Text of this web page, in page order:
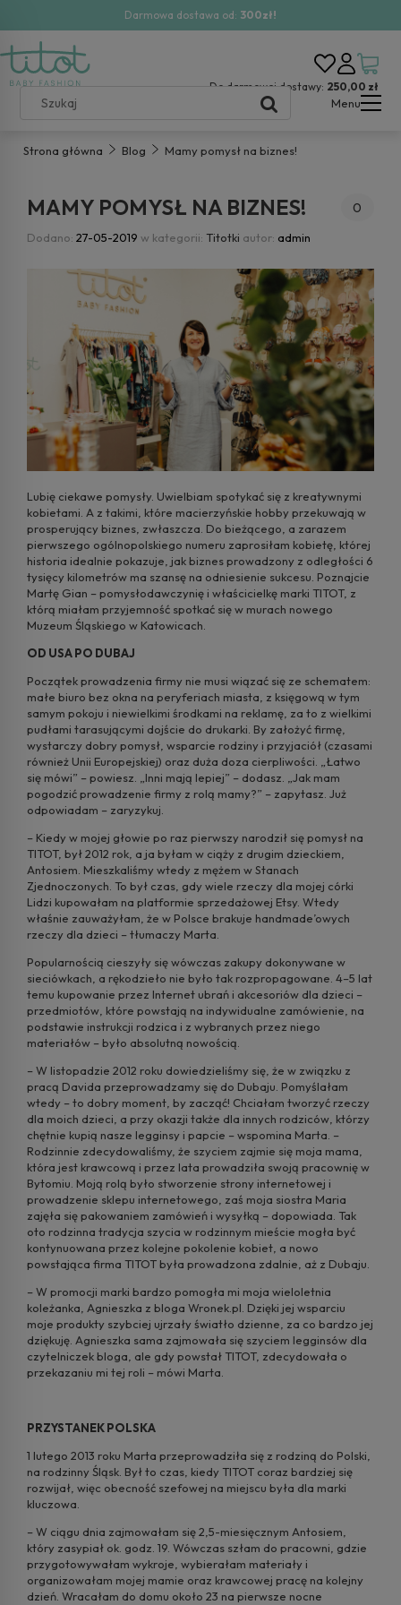
Darmowa dostawa od: 300zł!
Do darmowej dostawy: 250,00 zł
Menu
Strona główna Blog Mamy pomysł na biznes!
MAMY POMYSŁ NA BIZNES! 0
Dodano: 27-05-2019 w kategorii: Titotki autor: admin
Lubię ciekawe pomysły. Uwielbiam spotykać się z kreatywnymi
kobietami. A z takimi, które macierzyńskie hobby przekuwają w
prosperujący biznes, zwłaszcza. Do bieżącego, a zarazem
pierwszego ogólnopolskiego numeru zaprosiłam kobietę, której
historia idealnie pokazuje, jak biznes prowadzony z odległości 6
tysięcy kilometrów ma szansę na odniesienie sukcesu. Poznajcie
Martę Gian – pomysłodawczynię i właścicielkę marki TITOT, z
którą miałam przyjemność spotkać się w murach nowego
Muzeum Śląskiego w Katowicach.
OD USA PO DUBAJ
Początek prowadzenia firmy nie musi wiązać się ze schematem:
małe biuro bez okna na peryferiach miasta, z księgową w tym
samym pokoju i niewielkimi środkami na reklamę, za to z wielkimi
pudłami tarasującymi dojście do drukarki. By założyć firmę,
wystarczy dobry pomysł, wsparcie rodziny i przyjaciół (czasami
również Unii Europejskiej) oraz duża doza cierpliwości. „Łatwo
się mówi” – powiesz. „Inni mają lepiej” – dodasz. „Jak mam
pogodzić prowadzenie firmy z rolą mamy?” – zapytasz. Już
odpowiadam – zaryzykuj.
– Kiedy w mojej głowie po raz pierwszy narodził się pomysł na
TITOT, był 2012 rok, a ja byłam w ciąży z drugim dzieckiem,
Antosiem. Mieszkaliśmy wtedy z mężem w Stanach
Zjednoczonych. To był czas, gdy wiele rzeczy dla mojej córki
Lidzi kupowałam na platformie sprzedażowej Etsy. Wtedy
właśnie zauważyłam, że w Polsce brakuje handmade’owych
rzeczy dla dzieci – tłumaczy Marta.
Popularnością cieszyły się wówczas zakupy dokonywane w
sieciówkach, a rękodzieło nie było tak rozpropagowane. 4–5 lat
temu kupowanie przez Internet ubrań i akcesoriów dla dzieci –
przedmiotów, które powstają na indywidualne zamówienie, na
podstawie instrukcji rodzica i z wybranych przez niego
materiałów – było absolutną nowością.
– W listopadzie 2012 roku dowiedzieliśmy się, że w związku z
pracą Davida przeprowadzamy się do Dubaju. Pomyślałam
wtedy – to dobry moment, by zacząć! Chciałam tworzyć rzeczy
dla moich dzieci, a przy okazji także dla innych rodziców, którzy
chętnie kupią nasze legginsy i papcie – wspomina Marta. –
Rodzinnie zdecydowaliśmy, że szyciem zajmie się moja mama,
która jest krawcową i przez lata prowadziła swoją pracownię w
Bytomiu. Moją rolą było stworzenie strony internetowej i
prowadzenie sklepu internetowego, zaś moja siostra Maria
zajęła się pakowaniem zamówień i wysyłką – dopowiada. Tak
oto rodzinna tradycja szycia w rodzinnym mieście mogła być
kontynuowana przez kolejne pokolenie kobiet, a nowo
powstająca firma TITOT była prowadzona zdalnie, aż z Dubaju.
– W promocji marki bardzo pomogła mi moja wieloletnia
koleżanka, Agnieszka z bloga Wronek.pl. Dzięki jej wsparciu
moje produkty szybciej ujrzały światło dzienne, za co bardzo jej
dziękuję. Agnieszka sama zajmowała się szyciem legginsów dla
czytelniczek bloga, ale gdy powstał TITOT, zdecydowała o
przekazaniu mi tej roli – mówi Marta.
PRZYSTANEK POLSKA
1 lutego 2013 roku Marta przeprowadziła się z rodziną do Polski,
na rodzinny Śląsk. Był to czas, kiedy TITOT coraz bardziej się
rozwijał, więc obecność szefowej na miejscu była dla marki
kluczowa.
– W ciągu dnia zajmowałam się 2,5-miesięcznym Antosiem,
który zasypiał ok. godz. 19. Wówczas szłam do pracowni, gdzie
przygotowywałam wykroje, wybierałam materiały i
organizowałam mojej mamie oraz krawcowej pracę na kolejny
dzień. Wracałam do domu około 23 na pierwsze nocne